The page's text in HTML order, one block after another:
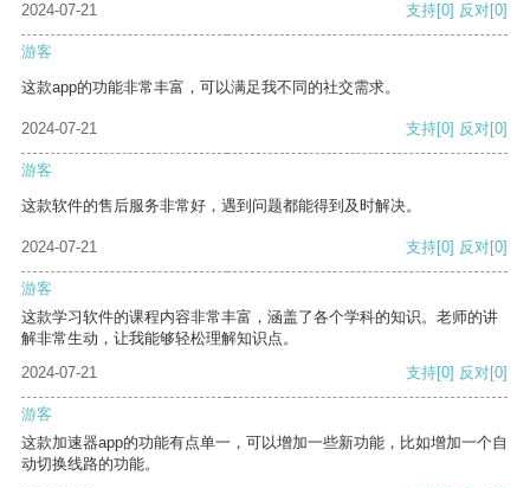
2024-07-21 支持[0] 反对[0]
游客
这款app的功能非常丰富，可以满足我不同的社交需求。
2024-07-21 支持[0] 反对[0]
游客
这款软件的售后服务非常好，遇到问题都能得到及时解决。
2024-07-21 支持[0] 反对[0]
游客
这款学习软件的课程内容非常丰富，涵盖了各个学科的知识。老师的讲
解非常生动，让我能够轻松理解知识点。
2024-07-21
支持[0] 反对[0]
游客
这款加速器app的功能有点单一，可以增加一些新功能，比如增加一个自
动切换线路的功能。